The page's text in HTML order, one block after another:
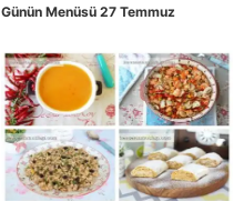
Günün Menüsü 27 Temmuz